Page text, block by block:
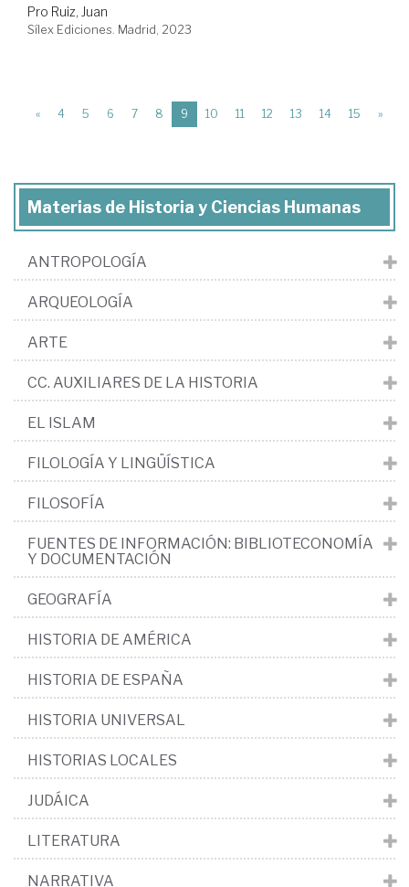
Pro Ruiz, Juan
Sílex Ediciones. Madrid, 2023
« 4 5 6 7 8 9 (current)
10 11 12 13 14 15 »
Materias de Historia y Ciencias Humanas
ANTROPOLOGÍA
ARQUEOLOGÍA
ARTE
CC. AUXILIARES DE LA HISTORIA
EL ISLAM
FILOLOGÍA Y LINGÜÍSTICA
FILOSOFÍA
FUENTES DE INFORMACIÓN: BIBLIOTECONOMÍA
Y DOCUMENTACIÓN
GEOGRAFÍA
HISTORIA DE AMÉRICA
HISTORIA DE ESPAÑA
HISTORIA UNIVERSAL
HISTORIAS LOCALES
JUDÁICA
LITERATURA
NARRATIVA